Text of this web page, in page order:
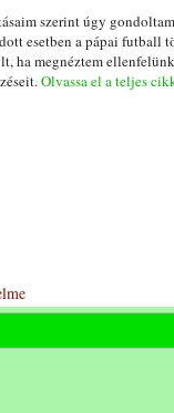
szerint úgy
esetben a pápai futball
ha megnéztem
Olvassa el a teljes